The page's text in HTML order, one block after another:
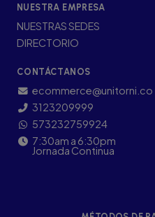
NUESTRA EMPRESA
NUESTRAS SEDES
DIRECTORIO
CONTÁCTANOS
ecommerce@unitorni.co
3123209999
573232759924
7:30am a 6:30pm
Jornada Continua